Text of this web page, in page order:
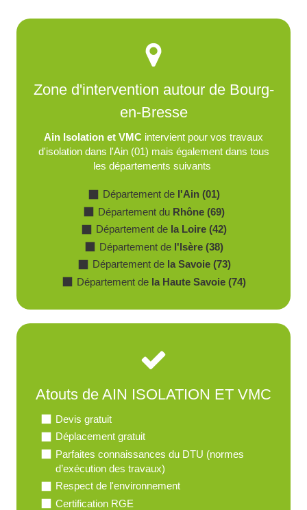
Zone d'intervention autour de Bourg-
en-Bresse
Ain Isolation et VMC intervient pour vos travaux
d'isolation dans l'Ain (01) mais également dans tous
les départements suivants
Département de l'Ain (01)
Département du Rhône (69)
Département de la Loire (42)
Département de l'Isère (38)
Département de la Savoie (73)
Département de la Haute Savoie (74)
Atouts de AIN ISOLATION ET VMC
Devis gratuit
Déplacement gratuit
Parfaites connaissances du DTU (normes
d’exécution des travaux)
Respect de l'environnement
Certification RGE